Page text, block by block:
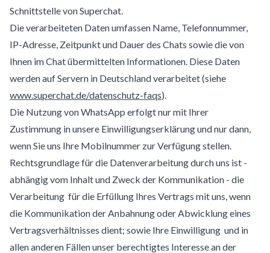
Schnittstelle von Superchat.
Die verarbeiteten Daten umfassen Name, Telefonnummer,
IP-Adresse, Zeitpunkt und Dauer des Chats sowie die von
Ihnen im Chat übermittelten Informationen. Diese Daten
werden auf Servern in Deutschland verarbeitet (siehe
www.superchat.de/datenschutz-faqs).
Die Nutzung von WhatsApp erfolgt nur mit Ihrer
Zustimmung in unsere Einwilligungserklärung und nur dann,
wenn Sie uns Ihre Mobilnummer zur Verfügung stellen.
Rechtsgrundlage für die Datenverarbeitung durch uns ist -
abhängig vom Inhalt und Zweck der Kommunikation - die
Verarbeitung für die Erfüllung Ihres Vertrags mit uns, wenn
die Kommunikation der Anbahnung oder Abwicklung eines
Vertragsverhältnisses dient; sowie Ihre Einwilligung und in
allen anderen Fällen unser berechtigtes Interesse an der